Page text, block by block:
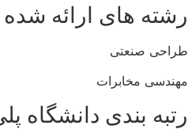
رشته های ارائه شده
طراحی صنعتی
مهندسی مخابرات
رتبه بندی دانشگاه